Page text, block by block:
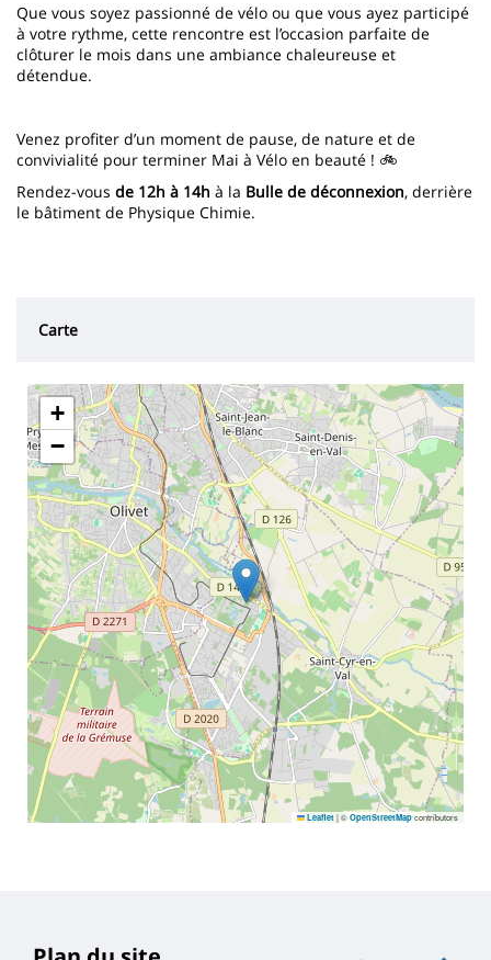
Que vous soyez passionné de vélo ou que vous ayez participé
à votre rythme, cette rencontre est l’occasion parfaite de
clôturer le mois dans une ambiance chaleureuse et
détendue.
Venez profiter d’un moment de pause, de nature et de
convivialité pour terminer Mai à Vélo en beauté ! 🚲
Rendez-vous de 12h à 14h à la Bulle de déconnexion, derrière
le bâtiment de Physique Chimie.
Carte
+
−
Leaflet |© OpenStreetMap contributors